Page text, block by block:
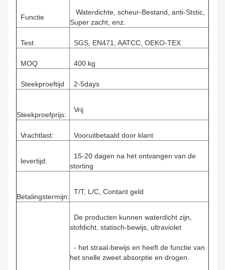
Functie
Waterdichte, scheur-Bestand, anti-Ststic,
Super zacht, enz.
Test SGS, EN471, AATCC, OEKO-TEX
MOQ 400 kg
Steekproeftijd 2-5days
Steekproefprijs:
Vrij
Vrachtlast: Vooruitbetaald door klant
levertijd:
15-20 dagen na het ontvangen van de
storting
Betalingstermijn:
T/T, L/C, Contant geld
De producten kunnen waterdicht zijn,
stofdicht, statisch-bewijs, ultraviolet
- het straal-bewijs en heeft de functie van
het snelle zweet absorptie en drogen.